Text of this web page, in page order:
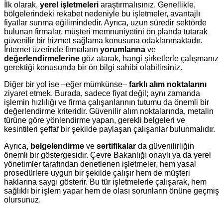
İlk olarak, yerel işletmeleri araştırmalısınız. Genellikle,
bölgelerindeki rekabet nedeniyle bu işletmeler, avantajlı
fiyatlar sunma eğilimindedir. Ayrıca, uzun süredir sektörde
bulunan firmalar, müşteri memnuniyetini ön planda tutarak
güvenilir bir hizmet sağlama konusuna odaklanmaktadır.
İnternet üzerinde firmaların yorumlarına ve
değerlendirmelerine göz atarak, hangi şirketlerle çalışmanız
gerektiği konusunda bir ön bilgi sahibi olabilirsiniz.
Diğer bir yol ise –eğer mümkünse– farklı alım noktalarını
ziyaret etmek. Burada, sadece fiyat değil; aynı zamanda
işlemin hızlılığı ve firma çalışanlarının tutumu da önemli bir
değerlendirme kriteridir. Güvenilir alım noktalarında, metalin
türüne göre yönlendirme yapan, gerekli belgeleri ve
kesintileri şeffaf bir şekilde paylaşan çalışanlar bulunmalıdır.
Ayrıca, belgelendirme ve sertifikalar da güvenilirliğin
önemli bir göstergesidir. Çevre Bakanlığı onaylı ya da yerel
yönetimler tarafından denetlenen işletmeler, hem yasal
prosedürlere uygun bir şekilde çalışır hem de müşteri
haklarına saygı gösterir. Bu tür işletmelerle çalışarak, hem
sağlıklı bir işlem yapar hem de olası sorunların önüne geçmiş
olursunuz.